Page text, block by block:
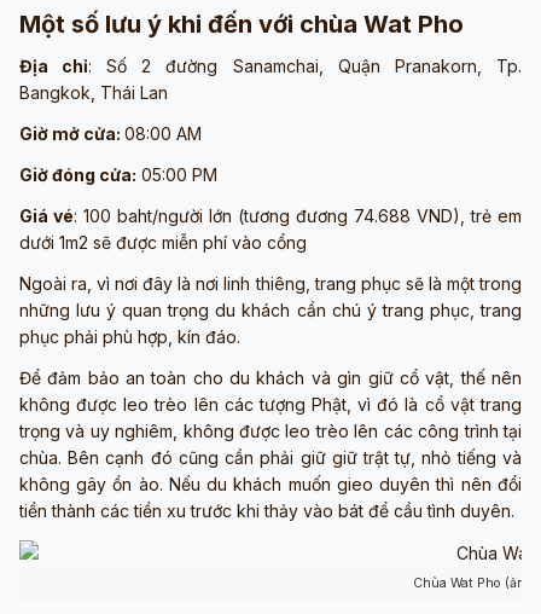
Một số lưu ý khi đến với chùa Wat Pho
Địa chỉ: Số 2 đường Sanamchai, Quận Pranakorn, Tp.
Bangkok, Thái Lan
Giờ mở cửa: 08:00 AM
Giờ đóng cửa: 05:00 PM
Giá vé: 100 baht/người lớn (tương đương 74.688 VND), trẻ em
dưới 1m2 sẽ được miễn phí vào cổng
Ngoài ra, vì nơi đây là nơi linh thiêng, trang phục sẽ là một trong
những lưu ý quan trọng du khách cần chú ý trang phục, trang
phục phải phù hợp, kín đáo.
Để đảm bảo an toàn cho du khách và gìn giữ cổ vật, thế nên
không được leo trèo lên các tượng Phật, vì đó là cổ vật trang
trọng và uy nghiêm, không được leo trèo lên các công trình tại
chùa. Bên cạnh đó cũng cần phải giữ giữ trật tự, nhỏ tiếng và
không gây ồn ào. Nếu du khách muốn gieo duyên thì nên đổi
tiền thành các tiền xu trước khi thảy vào bát để cầu tình duyên.
Chùa Wat Pho (ảnh